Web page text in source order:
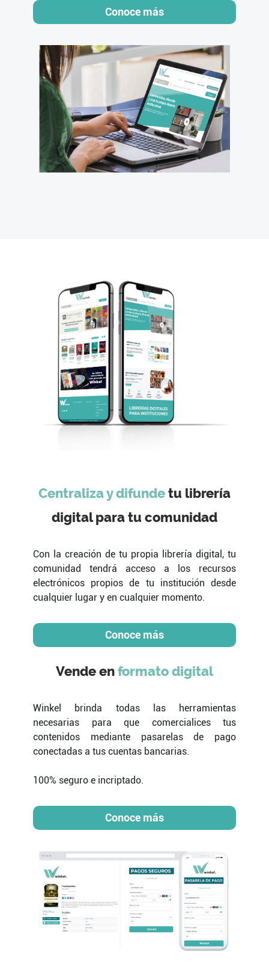
Conoce más
Centraliza y difundetu librería
digital para tu comunidad
Con la creación de tu propia librería digital, tu
comunidad tendrá acceso a los recursos
electrónicos propios de tu institución desde
cualquier lugar y en cualquier momento.
Vende enformato digital
Winkel brinda todas las herramientas
necesarias para que comercialices tus
contenidos mediante pasarelas de pago
conectadas a tus cuentas bancarias.
100% seguro e incriptado.